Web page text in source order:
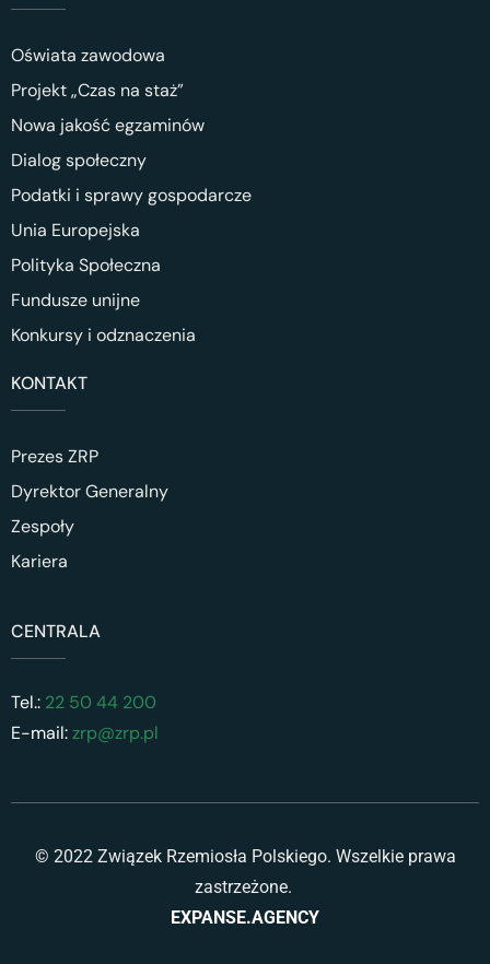
Oświata zawodowa
Projekt „Czas na staż”
Nowa jakość egzaminów
Dialog społeczny
Podatki i sprawy gospodarcze
Unia Europejska
Polityka Społeczna
Fundusze unijne
Konkursy i odznaczenia
KONTAKT
Prezes ZRP
Dyrektor Generalny
Zespoły
Kariera
CENTRALA
Tel.: 22 50 44 200
E-mail:zrp@zrp.pl
© 2022 Związek Rzemiosła Polskiego. Wszelkie prawa
zastrzeżone.
EXPANSE.AGENCY